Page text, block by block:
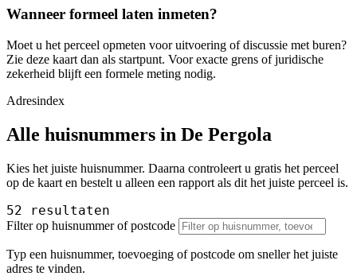
Wanneer formeel laten inmeten?
Moet u het perceel opmeten voor uitvoering of discussie met buren?
Zie deze kaart dan als startpunt. Voor exacte grens of juridische
zekerheid blijft een formele meting nodig.
Adresindex
Alle huisnummers in De Pergola
Kies het juiste huisnummer. Daarna controleert u gratis het perceel
op de kaart en bestelt u alleen een rapport als dit het juiste perceel is.
52 resultaten
Filter op huisnummer of postcode
Typ een huisnummer, toevoeging of postcode om sneller het juiste
adres te vinden.